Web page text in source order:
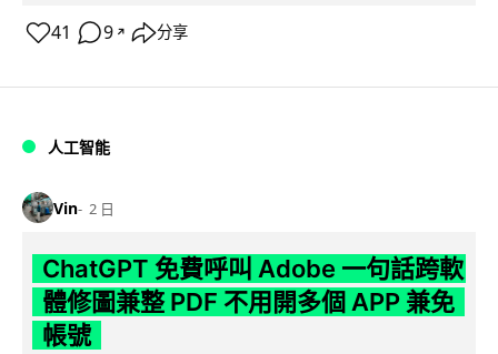
41 9 ↗ 分享
人工智能
Vin 2 日
ChatGPT 免費呼叫 Adobe 一句話跨軟
體修圖兼整 PDF 不用開多個 APP 兼免
帳號